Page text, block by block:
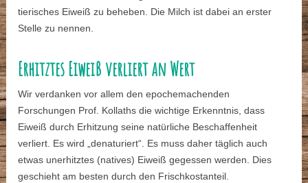
tierisches Eiweiß zu beheben. Die Milch ist dabei an erster
Stelle zu nennen.
Erhitztes Eiweiß verliert an Wert
Wir verdanken vor allem den epochemachenden
Forschungen Prof. Kollaths die wichtige Erkenntnis, dass
Eiweiß durch Erhitzung seine natürliche Beschaffenheit
verliert. Es wird „denaturiert“. Es muss daher täglich auch
etwas unerhitztes (natives) Eiweiß gegessen werden. Dies
geschieht am besten durch den Frischkostanteil.